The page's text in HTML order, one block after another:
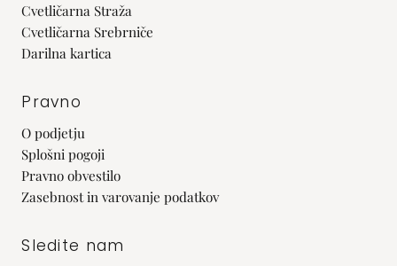
Cvetličarna Straža
Cvetličarna Srebrniče
Darilna kartica
Pravno
O podjetju
Splošni pogoji
Pravno obvestilo
Zasebnost in varovanje podatkov
Sledite nam